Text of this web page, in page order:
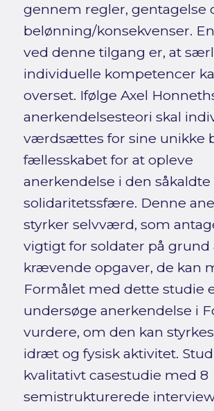
gennem regler, gentagelse
belønning/konsekvenser.
ved denne tilgang er, at
individuelle kompetencer
overset. Ifølge Axel
anerkendelsesteori skal
værdsættes for sine unikke
fællesskabet for at opleve
anerkendelse i den såkaldte
solidaritetssfære. Denne
styrker selvværd, som
vigtigt for soldater på grund
krævende opgaver, de kan
Formålet med dette studie
undersøge anerkendelse i
vurdere, om den kan
idræt og fysisk aktivitet.
kvalitativt casestudie med 8
semistrukturerede